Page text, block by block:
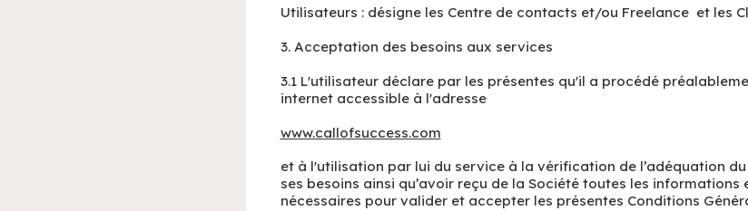
Utilisateurs : désigne les Centre de contacts et/ou Freelance et les
3. Acceptation des besoins aux services
3.1 L'utilisateur déclare par les présentes qu'il a procédé
internet accessible à l'adresse
www.callofsuccess.com
et à l'utilisation par lui du service à la vérification de l’adéquation
ses besoins ainsi qu’avoir reçu de la Société toutes les
nécessaires pour valider et accepter les présentes Conditions